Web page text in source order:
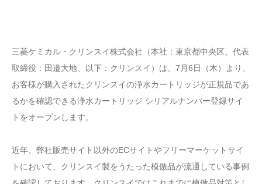
三菱ケミカル・クリンスイ株式会社（本社：東京都中央区、代表
取締役：田邉大地、以下：クリンスイ）は、7月6日（木）より、
お客様が購入されたクリンスイの浄水カートリッジが正規品であ
るかを確認できる浄水カートリッジ シリアルナンバー登録サイ
トをオープンします。
近年、弊社販売サイト以外のECサイトやフリーマーケットサイ
トにおいて、クリンスイ製をうたった模倣品が流通している事例